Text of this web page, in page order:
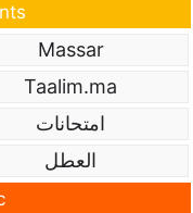
Massar
Taalim.ma
امتحانات
العطل